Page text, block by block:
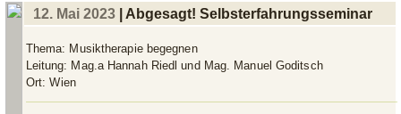
12. Mai 2023 | Abgesagt! Selbsterfahrungsseminar
Thema: Musiktherapie begegnen
Leitung: Mag.a Hannah Riedl und Mag. Manuel Goditsch
Ort:Wien